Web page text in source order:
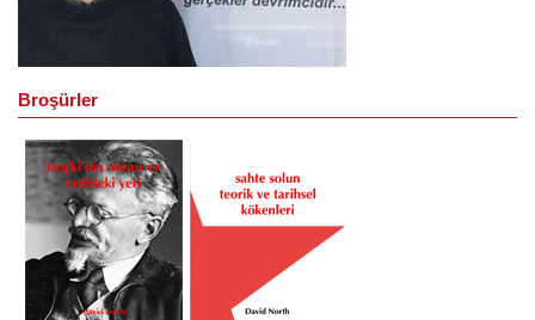
Broşürler